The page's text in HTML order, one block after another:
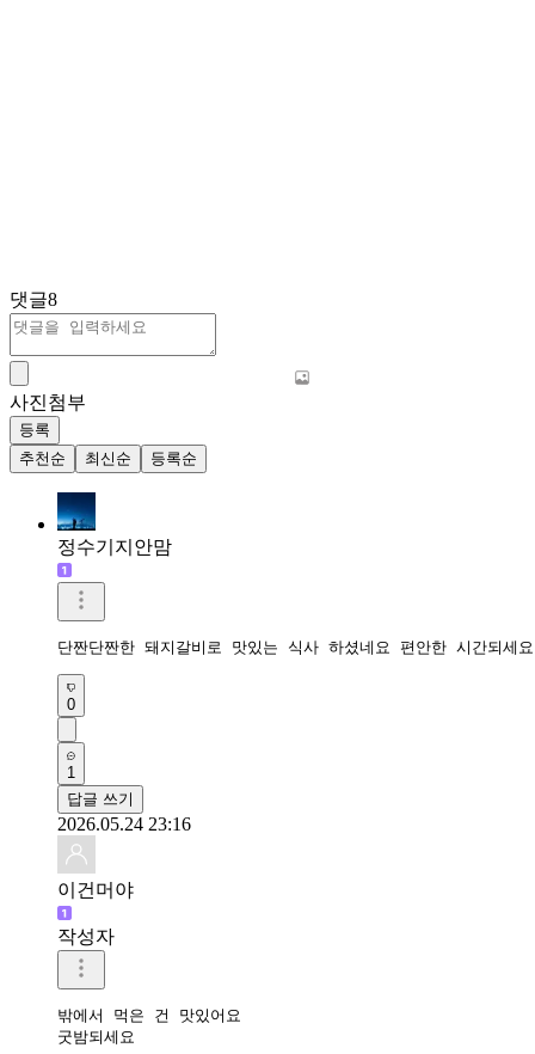
댓글8
사진첨부
등록
추천순
최신순 등록순
정수기지안맘
단짠단짠한 돼지갈비로 맛있는 식사 하셨네요 편안한 시간되세
0
1
답글 쓰기
2026.05.24 23:16
이건머야
작성자
밖에서 먹은 건 맛있어요
굿밤되세요